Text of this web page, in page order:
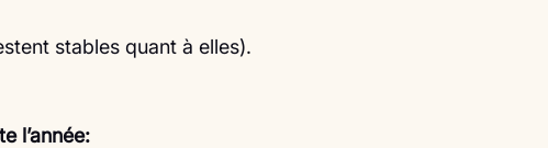
stables quant à elles).
l’année: